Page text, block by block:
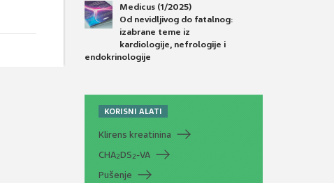
Medicus (1/2025)
Od nevidljivog do fatalnog:
izabrane teme iz
kardiologije, nefrologije i
endokrinologije
KORISNI ALATI
Klirens kreatinina
CHA2DS2-VA
Pušenje